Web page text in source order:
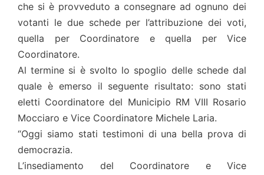
che si è provveduto a consegnare ad ognuno dei
votanti le due schede per l’attribuzione dei voti,
quella per Coordinatore e quella per Vice
Coordinatore.
Al termine si è svolto lo spoglio delle schede dal
quale è emerso il seguente risultato: sono stati
eletti Coordinatore del Municipio RM VIII Rosario
Mocciaro e Vice Coordinatore Michele Laria.
“Oggi siamo stati testimoni di una bella prova di
democrazia.
L’insediamento del Coordinatore e Vice